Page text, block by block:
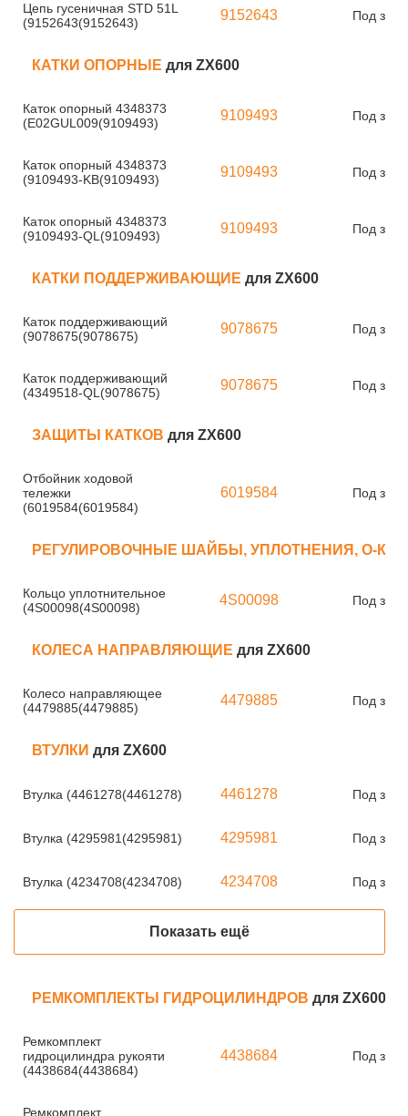
Цепь гусеничная STD 51L
(9152643(9152643)
9152643 Под
КАТКИ ОПОРНЫЕ для ZX600
Каток опорный 4348373
(E02GUL009(9109493)
9109493 Под
Каток опорный 4348373
(9109493-KB(9109493)
9109493 Под
Каток опорный 4348373
(9109493-QL(9109493)
9109493 Под
КАТКИ ПОДДЕРЖИВАЮЩИЕ для ZX600
Каток поддерживающий
(9078675(9078675)
9078675 Под
Каток поддерживающий
(4349518-QL(9078675)
9078675 Под
ЗАЩИТЫ КАТКОВ для ZX600
Отбойник ходовой
тележки
(6019584(6019584)
6019584 Под
РЕГУЛИРОВОЧНЫЕ ШАЙБЫ, УПЛОТНЕНИЯ, О-
Кольцо уплотнительное
(4S00098(4S00098)
4S00098 Под
КОЛЕСА НАПРАВЛЯЮЩИЕ для ZX600
Колесо направляющее
(4479885(4479885)
4479885 Под
ВТУЛКИ для ZX600
Втулка (4461278(4461278) 4461278 Под
Втулка (4295981(4295981) 4295981 Под
Втулка (4234708(4234708) 4234708 Под
Показать ещё
РЕМКОМПЛЕКТЫ ГИДРОЦИЛИНДРОВ для ZX600
Ремкомплект
гидроцилиндра рукояти
(4438684(4438684)
4438684 Под
Ремкомплект